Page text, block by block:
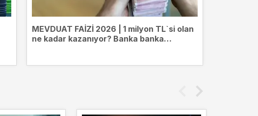
MEVDUAT FAİZİ 2026 | 1 milyon TL`si olan
ne kadar kazanıyor? Banka banka